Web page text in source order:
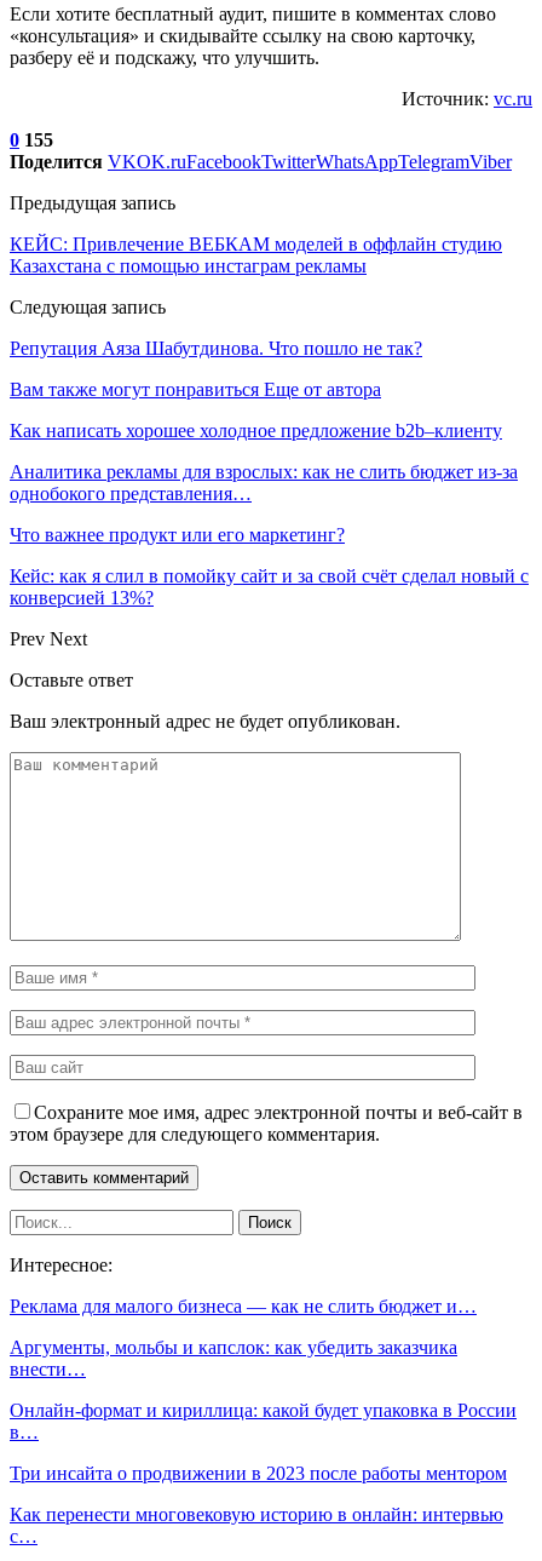
Если хотите бесплатный аудит, пишите в комментах слово
«консультация» и скидывайте ссылку на свою карточку,
разберу её и подскажу, что улучшить.
Источник: vc.ru
0 155
Поделится VKOK.ruFacebookTwitterWhatsAppTelegramViber
Предыдущая запись
КЕЙС: Привлечение ВЕБКАМ моделей в оффлайн студию
Казахстана с помощью инстаграм рекламы
Следующая запись
Репутация Аяза Шабутдинова. Что пошло не так?
Вам также могут понравиться Еще от автора
Как написать хорошее холодное предложение b2b–клиенту
Аналитика рекламы для взрослых: как не слить бюджет из-за
однобокого представления…
Что важнее продукт или его маркетинг?
Кейс: как я слил в помойку сайт и за свой счёт сделал новый с
конверсией 13%?
Prev Next
Оставьте ответ
Ваш электронный адрес не будет опубликован.
Сохраните мое имя, адрес электронной почты и веб-сайт в
этом браузере для следующего комментария.
Интересное:
Реклама для малого бизнеса — как не слить бюджет и…
Аргументы, мольбы и капслок: как убедить заказчика
внести…
Онлайн-формат и кириллица: какой будет упаковка в России
в…
Три инсайта о продвижении в 2023 после работы ментором
Как перенести многовековую историю в онлайн: интервью
с…